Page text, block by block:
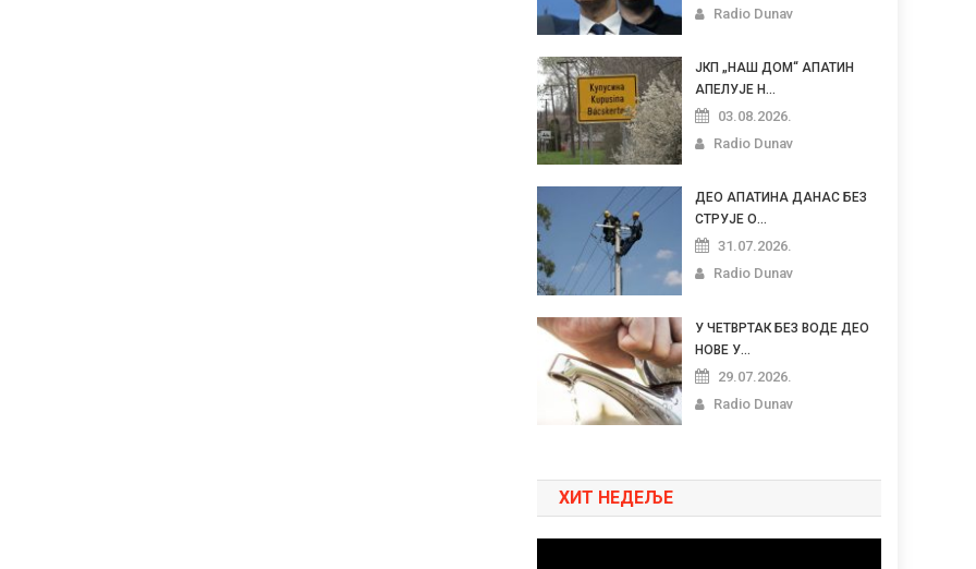
Radio Dunav
ЈКП „НАШ ДОМ“ АПАТИН
АПЕЛУЈЕ Н...
03.08.2026.
Radio Dunav
ДЕО АПАТИНА ДАНАС БЕЗ
СТРУЈЕ О...
31.07.2026.
Radio Dunav
У ЧЕТВРТАК БЕЗ ВОДЕ ДЕО
НОВЕ У...
29.07.2026.
Radio Dunav
ХИТ НЕДЕЉЕ